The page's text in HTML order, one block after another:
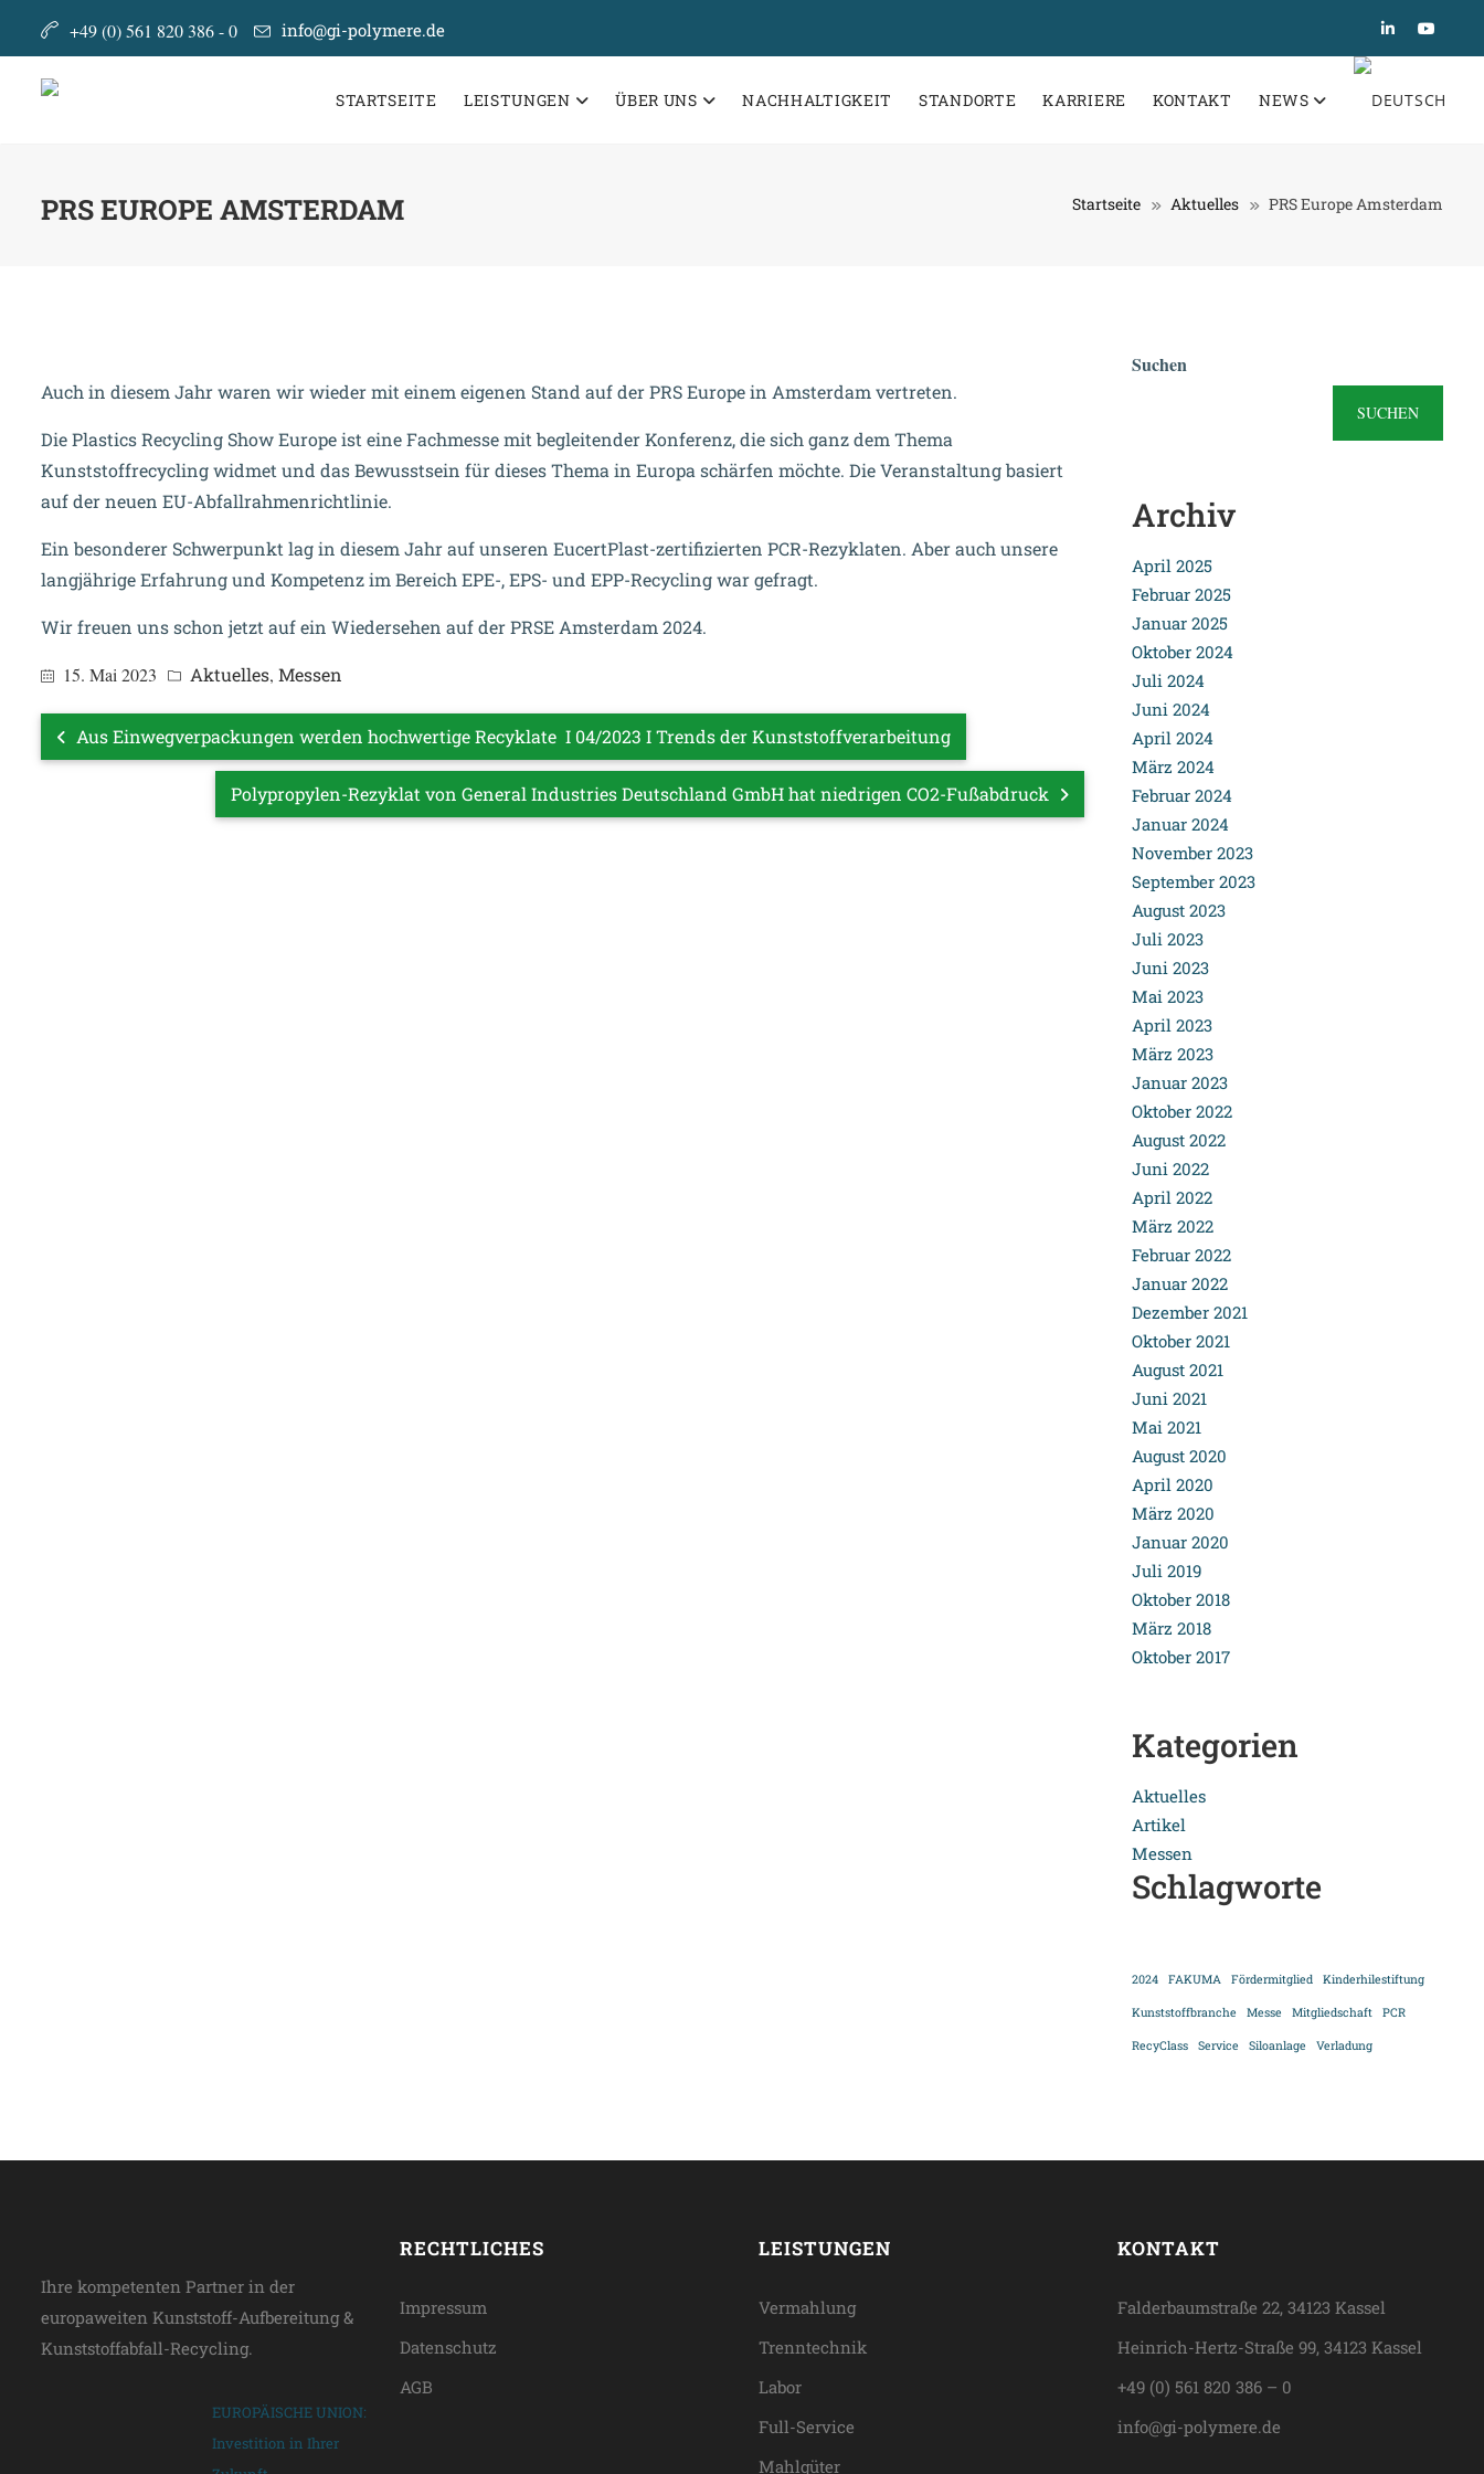
+49 (0) 561 820 386 - 0 info@gi-polymere.de
STARTSEITE LEISTUNGEN ÜBER UNS NACHHALTIGKEIT STANDORTE KARRIERE KONTAKT NEWS
PRS EUROPE AMSTERDAM Startseite Aktuelles PRS Europe Amsterdam
Auch in diesem Jahr waren wir wieder mit einem eigenen Stand auf der PRS Europe in Amsterdam vertreten.
Die Plastics Recycling Show Europe ist eine Fachmesse mit begleitender Konferenz, die sich ganz dem Thema
Kunststoffrecycling widmet und das Bewusstsein für dieses Thema in Europa schärfen möchte. Die Veranstaltung basiert
auf der neuen EU-Abfallrahmenrichtlinie.
Ein besonderer Schwerpunkt lag in diesem Jahr auf unseren EucertPlast-zertifizierten PCR-Rezyklaten. Aber auch unsere
langjährige Erfahrung und Kompetenz im Bereich EPE-, EPS- und EPP-Recycling war gefragt.
Wir freuen uns schon jetzt auf ein Wiedersehen auf der PRSE Amsterdam 2024.
15. Mai 2023 Aktuelles, Messen
Aus Einwegverpackungen werden hochwertige Recyklate I 04/2023 I Trends der Kunststoffverarbeitung
Polypropylen-Rezyklat von General Industries Deutschland GmbH hat niedrigen CO2-Fußabdruck
Suchen
SUCHEN
Archiv
April 2025
Februar 2025
Januar 2025
Oktober 2024
Juli 2024
Juni 2024
April 2024
März 2024
Februar 2024
Januar 2024
November 2023
September 2023
August 2023
Juli 2023
Juni 2023
Mai 2023
April 2023
März 2023
Januar 2023
Oktober 2022
August 2022
Juni 2022
April 2022
März 2022
Februar 2022
Januar 2022
Dezember 2021
Oktober 2021
August 2021
Juni 2021
Mai 2021
August 2020
April 2020
März 2020
Januar 2020
Juli 2019
Oktober 2018
März 2018
Oktober 2017
Kategorien
Aktuelles
Artikel
Messen
Schlagworte
2024 FAKUMA Fördermitglied Kinderhilestiftung
Kunststoffbranche Messe Mitgliedschaft PCR
RecyClass Service Siloanlage Verladung
Ihre kompetenten Partner in der
europaweiten Kunststoff-Aufbereitung &
Kunststoffabfall-Recycling.
EUROPÄISCHE UNION:
Investition in Ihrer
RECHTLICHES
Impressum
Datenschutz
AGB
LEISTUNGEN
Vermahlung
Trenntechnik
Labor
Full-Service
Mahlgüter
KONTAKT
Falderbaumstraße 22, 34123 Kassel
Heinrich-Hertz-Straße 99, 34123 Kassel
+49 (0) 561 820 386 – 0
info@gi-polymere.de